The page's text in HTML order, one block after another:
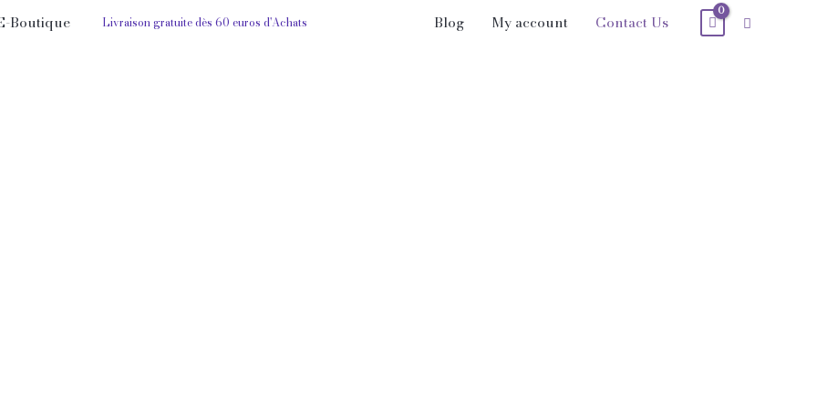
Boutique Livraison gratuite dès 60 euros d'Achats Blog My account Contact Us